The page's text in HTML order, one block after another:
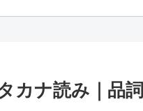
カナ読み｜品詞